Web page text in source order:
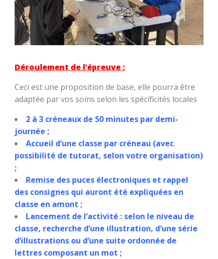
Déroulement de l’épreuve :
Ceci est une proposition de base, elle pourra être
adaptée par vos soins selon les spécificités locales
2 à 3 créneaux de 50 minutes par demi-
journée ;
Accueil d’une classe par créneau (avec
possibilité de tutorat, selon votre organisation)
;
Remise des puces électroniques et rappel
des consignes qui auront été expliquées en
classe en amont ;
Lancement de l’activité : selon le niveau de
classe, recherche d’une illustration, d’une série
d’illustrations ou d’une suite ordonnée de
lettres composant un mot ;